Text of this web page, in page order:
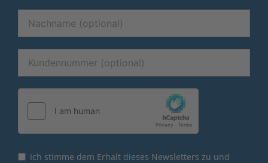
Ich stimme dem Erhalt dieses Newsletters zu und